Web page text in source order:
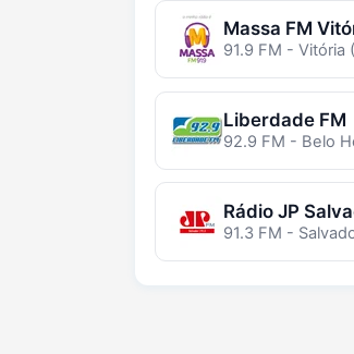
Massa FM
91.9 FM - Vitória
Liberdade FM
92.9 FM - Belo
Rádio JP
91.3 FM -